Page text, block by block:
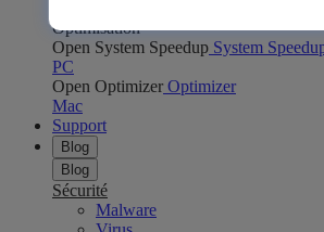
Optimisation
Open System Speedup System
PC
Open Optimizer Optimizer
Mac
Support
Blog
Blog
Sécurité
Malware